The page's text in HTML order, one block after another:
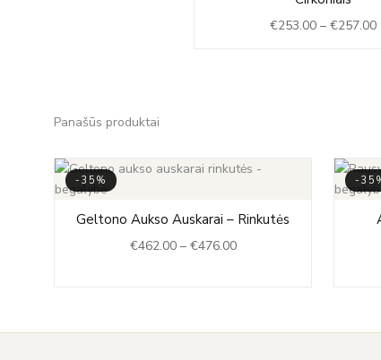
€253.00 – €257.00
Panašūs produktai
-35%
Geltono Aukso Auskarai – Rinkutės
€462.00 – €476.00
range:
€462.00
-